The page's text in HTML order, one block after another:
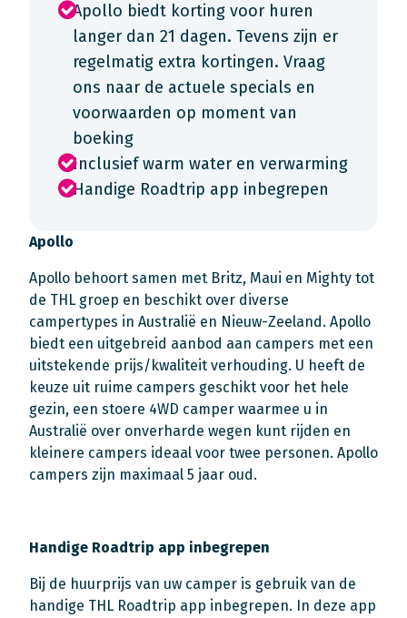
Apollo biedt korting voor huren
langer dan 21 dagen. Tevens zijn er
regelmatig extra kortingen. Vraag
ons naar de actuele specials en
voorwaarden op moment van
boeking
Inclusief warm water en verwarming
Handige Roadtrip app inbegrepen
Apollo
Apollo behoort samen met Britz, Maui en Mighty tot
de THL groep en beschikt over diverse
campertypes in Australië en Nieuw-Zeeland. Apollo
biedt een uitgebreid aanbod aan campers met een
uitstekende prijs/kwaliteit verhouding. U heeft de
keuze uit ruime campers geschikt voor het hele
gezin, een stoere 4WD camper waarmee u in
Australië over onverharde wegen kunt rijden en
kleinere campers ideaal voor twee personen. Apollo
campers zijn maximaal 5 jaar oud.
Handige Roadtrip app inbegrepen
Bij de huurprijs van uw camper is gebruik van de
handige THL Roadtrip app inbegrepen. In deze app